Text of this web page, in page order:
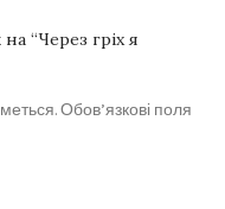
“Через гріх я
Обов’язкові поля